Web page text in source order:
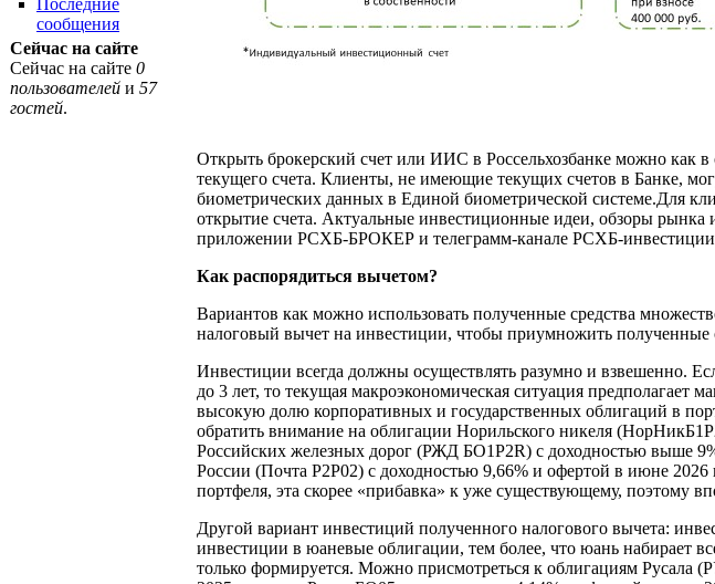
Последние
сообщения
Сейчас на сайте
Сейчас на сайте 0
пользователей и 57
гостей.
Открыть брокерский счет или ИИС в Россельхозбанке можно как
текущего счета. Клиенты, не имеющие текущих счетов в Банке,
биометрических данных в Единой биометрической системе.Для
открытие счета. Актуальные инвестиционные идеи, обзоры
приложении РСХБ-БРОКЕР и телеграмм-канале РСХБ-
Как распорядиться вычетом?
Вариантов как можно использовать полученные средства
налоговый вычет на инвестиции, чтобы приумножить полученные
Инвестиции всегда должны осуществлять разумно и взвешенно.
до 3 лет, то текущая макроэкономическая ситуация предполагает
высокую долю корпоративных и государственных облигаций в
обратить внимание на облигации Норильского никеля
Российских железных дорог (РЖД БО1Р2R) с доходностью выше
России (Почта Р2Р02) с доходностью 9,66% и офертой в июне
портфеля, эта скорее «прибавка» к уже существующему, поэтому
Другой вариант инвестиций полученного налогового вычета:
инвестиции в юаневые облигации, тем более, что юань набирает
только формируется. Можно присмотреться к облигациям